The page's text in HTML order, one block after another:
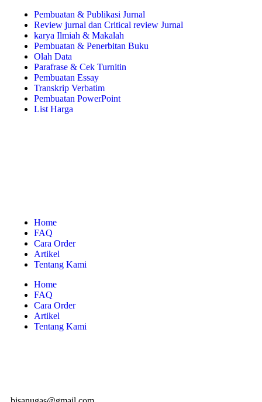
Pembuatan & Publikasi Jurnal
Review jurnal dan Critical review Jurnal
karya Ilmiah & Makalah
Pembuatan & Penerbitan Buku
Olah Data
Parafrase & Cek Turnitin
Pembuatan Essay
Transkrip Verbatim
Pembuatan PowerPoint
List Harga
Home
FAQ
Cara Order
Artikel
Tentang Kami
Home
FAQ
Cara Order
Artikel
Tentang Kami